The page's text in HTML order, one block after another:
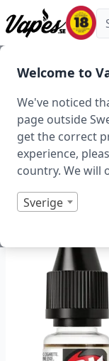
Welcome to
We've noticed
page outside
get the correct
experience,
country. We will
Sverige
Vapes.se
E-juice Smaker
Aramax
ml)
Art.nr: 42473